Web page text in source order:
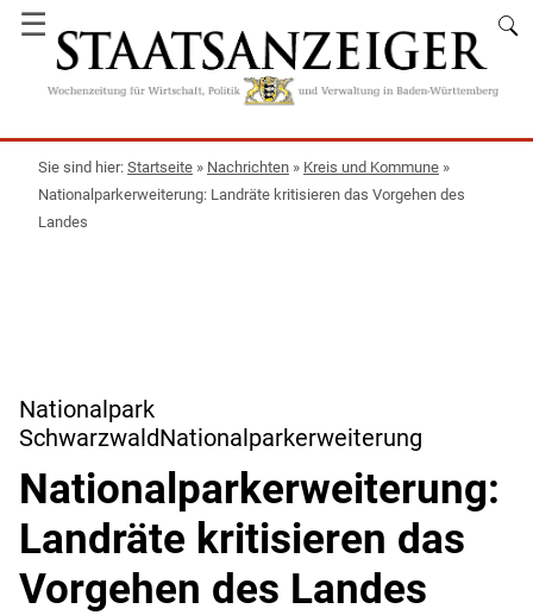
☰
Startseite » Nachrichten » Kreis und Kommune »
Nationalparkerweiterung: Landräte kritisieren das Vorgehen des
Landes
Nationalpark
SchwarzwaldNationalparkerweiterung
Nationalparkerweiterung:
Landräte kritisieren das
Vorgehen des Landes